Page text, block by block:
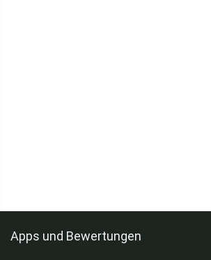
Apps und Bewertungen